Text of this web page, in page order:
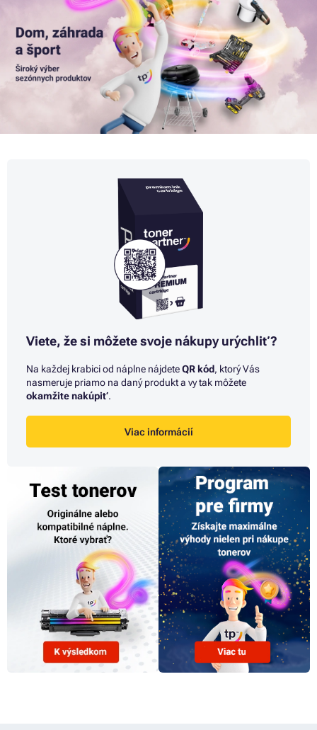
Viete, že si môžete svoje nákupy urýchliť?
Na každej krabici od náplne nájdeteQR kód, ktorý Vás
nasmeruje priamo na daný produkt a vy tak môžete
okamžite nakúpiť.
Viac informácií